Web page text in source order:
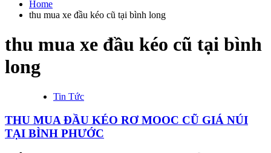
Home
thu mua xe đầu kéo cũ tại bình long
thu mua xe đầu kéo cũ tại bình
long
Tin Tức
THU MUA ĐẦU KÉO RƠ MOOC CŨ GIÁ NÚI
TẠI BÌNH PHƯỚC